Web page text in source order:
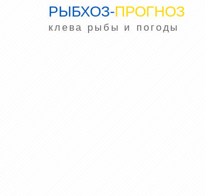
РЫБХОЗ-ПРОГНОЗ
клева рыбы и погоды